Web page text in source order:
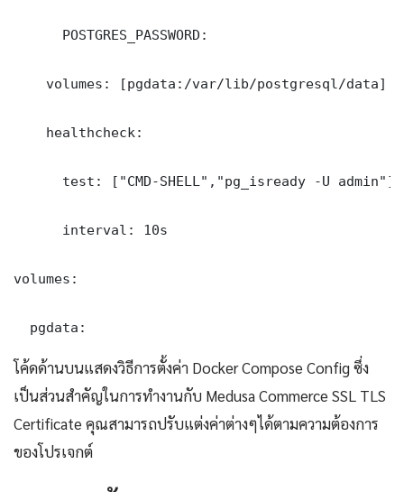
      POSTGRES_PASSWORD:
    volumes: [pgdata:/var/lib/postgresql/data]
    healthcheck:
      test: ["CMD-SHELL","pg_isready -U admin"]
      interval: 10s
volumes:
  pgdata:
โค้ดด้านบนแสดงวิธีการตั้งค่า Docker Compose Config ซึ่ง
เป็นส่วนสำคัญในการทำงานกับ Medusa Commerce SSL TLS
Certificate คุณสามารถปรับแต่งค่าต่างๆได้ตามความต้องการ
ของโปรเจกต์